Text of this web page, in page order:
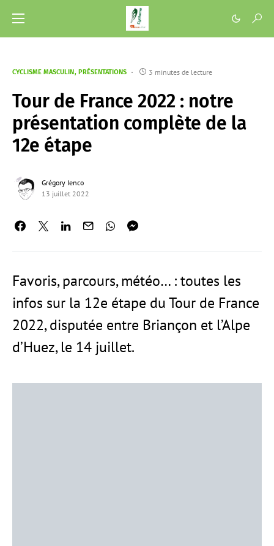
CYCLISME MASCULIN PRÉSENTATIONS 3 minutes de lecture
Tour de France 2022 : notre
présentation complète de la
12e étape
Grégory Ienco
13 juillet 2022
Favoris, parcours, météo… : toutes les
infos sur la 12e étape du Tour de France
2022, disputée entre Briançon et l’Alpe
d’Huez, le 14 juillet.